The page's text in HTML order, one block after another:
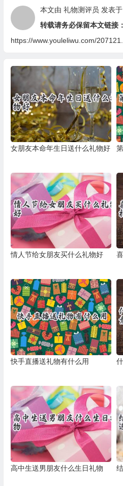
本文由 礼物测评员 发表
转载请务必保留本文链接：
https://www.youleliwu.com/
女朋友本命年生日送什么礼物好
情人节给女朋友买什么礼物好
快手直播送礼物有什么用
高中生送男朋友什么生日礼物